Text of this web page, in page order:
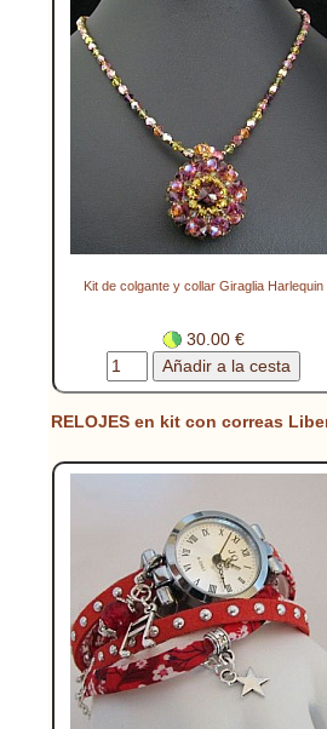
Kit de colgante y collar Giraglia Harlequin
30.00 €
RELOJES en kit con correas